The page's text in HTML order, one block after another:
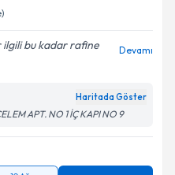
ilgili bu kadar rafine
Devamı
Haritada Göster
APT. NO 1 İÇ KAPI NO 9